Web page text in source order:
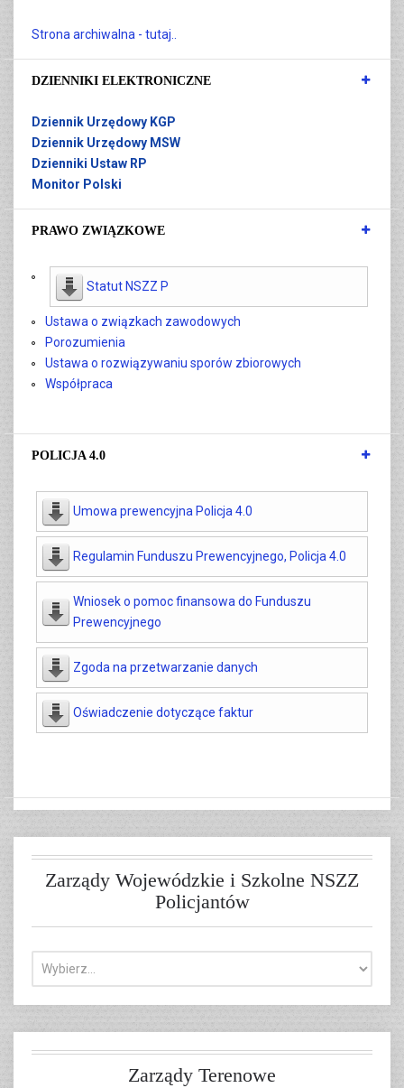
Strona archiwalna - tutaj..
DZIENNIKI ELEKTRONICZNE
Dziennik Urzędowy KGP
Dziennik Urzędowy MSW
Dzienniki Ustaw RP
Monitor Polski
PRAWO ZWIĄZKOWE
Statut NSZZ P
Ustawa o związkach zawodowych
Porozumienia
Ustawa o rozwiązywaniu sporów zbiorowych
Współpraca
POLICJA 4.0
Umowa prewencyjna Policja 4.0
Regulamin Funduszu Prewencyjnego, Policja 4.0
Wniosek o pomoc finansowa do Funduszu
Prewencyjnego
Zgoda na przetwarzanie danych
Oświadczenie dotyczące faktur
Zarządy Wojewódzkie i Szkolne NSZZ
Policjantów
Zarządy Terenowe